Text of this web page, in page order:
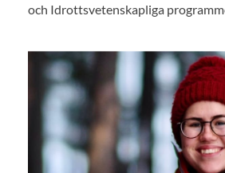
och Idrottsvetenskapliga